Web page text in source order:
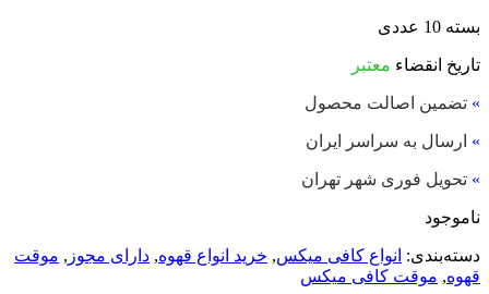
بسته 10 عددی
تاریخ انقضاء معتبر
» تضمین اصالت محصول
» ارسال به سراسر ایران
» تحویل فوری شهر تهران
ناموجود
دسته‌بندی: انواع کافی میکس, خرید انواع قهوه, دارای مجوز , موقت
قهوه, موقت کافی میکس